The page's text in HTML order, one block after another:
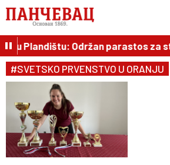
u Plandištu: Održan parastos za
#SVETSKO PRVENSTVO U ORANJU